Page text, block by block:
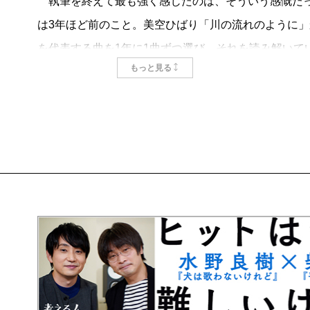
は3年ほど前のこと。美空ひばり「川の流れのように
を代表する曲を1年に1曲ずつ選び、それを読み解い
ないか。思いつきとしては安易だったかもしれない
まれ、CDセールスが右肩上がりで拡大していった、
ドラマ主題歌やCMソングのタイアップがヒットの火
場の拡大によって、音楽が流行の中心になった。小
リオンヒットが相次いだ。
もっと見る